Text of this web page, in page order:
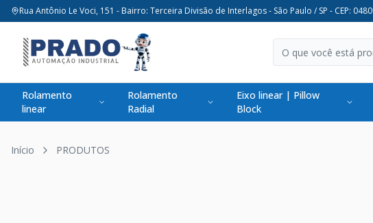
Rua Antônio Le Voci, 151 - Bairro: Terceira Divisão de Interlagos - São Paulo / SP - CEP:
Rolamento
linear
Rolamento
Radial
Eixo linear | Pillow
Block
Início PRODUTOS